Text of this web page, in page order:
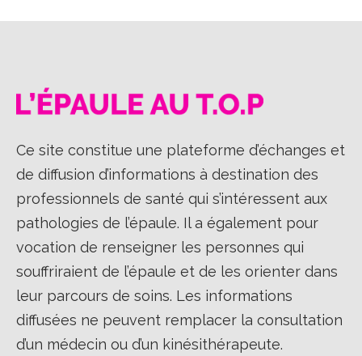
Ce site constitue une plateforme d’échanges et
de diffusion d’informations à destination des
professionnels de santé qui s’intéressent aux
pathologies de l’épaule. Il a également pour
vocation de renseigner les personnes qui
souffriraient de l’épaule et de les orienter dans
leur parcours de soins. Les informations
diffusées ne peuvent remplacer la consultation
d’un médecin ou d’un kinésithérapeute.